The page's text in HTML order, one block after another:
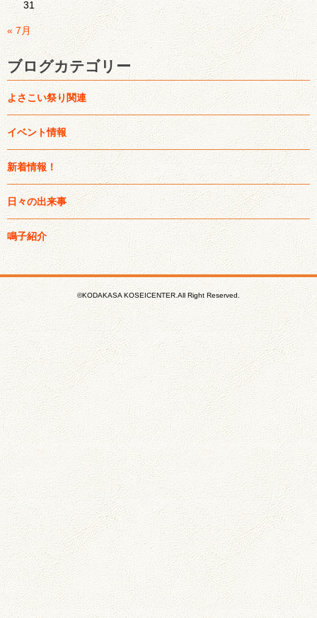
31
« 7月
ブログカテゴリー
よさこい祭り関連
イベント情報
新着情報！
日々の出来事
鳴子紹介
©KODAKASA KOSEICENTER.All Right Reserved.